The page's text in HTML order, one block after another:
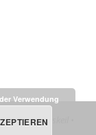
Hermeskeil •
Verwendung